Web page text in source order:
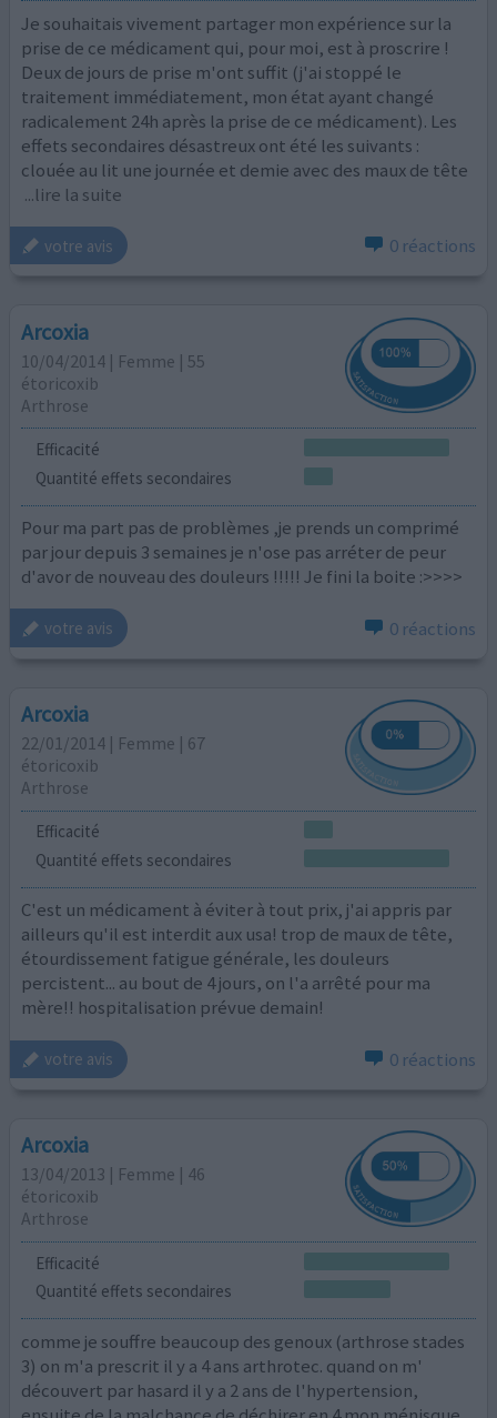
Je souhaitais vivement partager mon expérience sur la
prise de ce médicament qui, pour moi, est à proscrire !
Deux de jours de prise m'ont suffit (j'ai stoppé le
traitement immédiatement, mon état ayant changé
radicalement 24h après la prise de ce médicament). Les
effets secondaires désastreux ont été les suivants :
clouée au lit une journée et demie avec des maux de tête
...lire la suite
votre avis 0 réactions
Arcoxia
10/04/2014 | Femme | 55
étoricoxib
Arthrose
Efficacité
Quantité effets secondaires
Pour ma part pas de problèmes ,je prends un comprimé
par jour depuis 3 semaines je n'ose pas arréter de peur
d'avor de nouveau des douleurs !!!!! Je fini la boite :>>>>
votre avis 0 réactions
Arcoxia
22/01/2014 | Femme | 67
étoricoxib
Arthrose
Efficacité
Quantité effets secondaires
C'est un médicament à éviter à tout prix, j'ai appris par
ailleurs qu'il est interdit aux usa! trop de maux de tête,
étourdissement fatigue générale, les douleurs
percistent... au bout de 4 jours, on l'a arrêté pour ma
mère!! hospitalisation prévue demain!
votre avis 0 réactions
Arcoxia
13/04/2013 | Femme | 46
étoricoxib
Arthrose
Efficacité
Quantité effets secondaires
comme je souffre beaucoup des genoux (arthrose stades
3) on m'a prescrit il y a 4 ans arthrotec. quand on m'
découvert par hasard il y a 2 ans de l'hypertension,